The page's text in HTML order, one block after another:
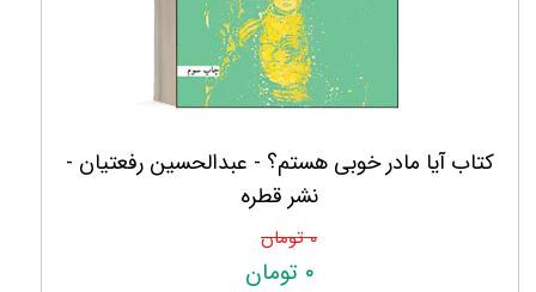
کتاب آیا مادر خوبی هستم؟ - عبدالحسین رفعتیان -
نشر قطره
۰ تومان
۰ تومان